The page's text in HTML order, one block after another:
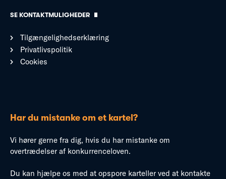
SE KONTAKTMULIGHEDER
Tilgængelighedserklæring
Privatlivspolitik
Cookies
Har du mistanke om et kartel?
Vi hører gerne fra dig, hvis du har mistanke om
overtrædelser af konkurrenceloven.
Du kan hjælpe os med at opspore karteller ved at kontakte